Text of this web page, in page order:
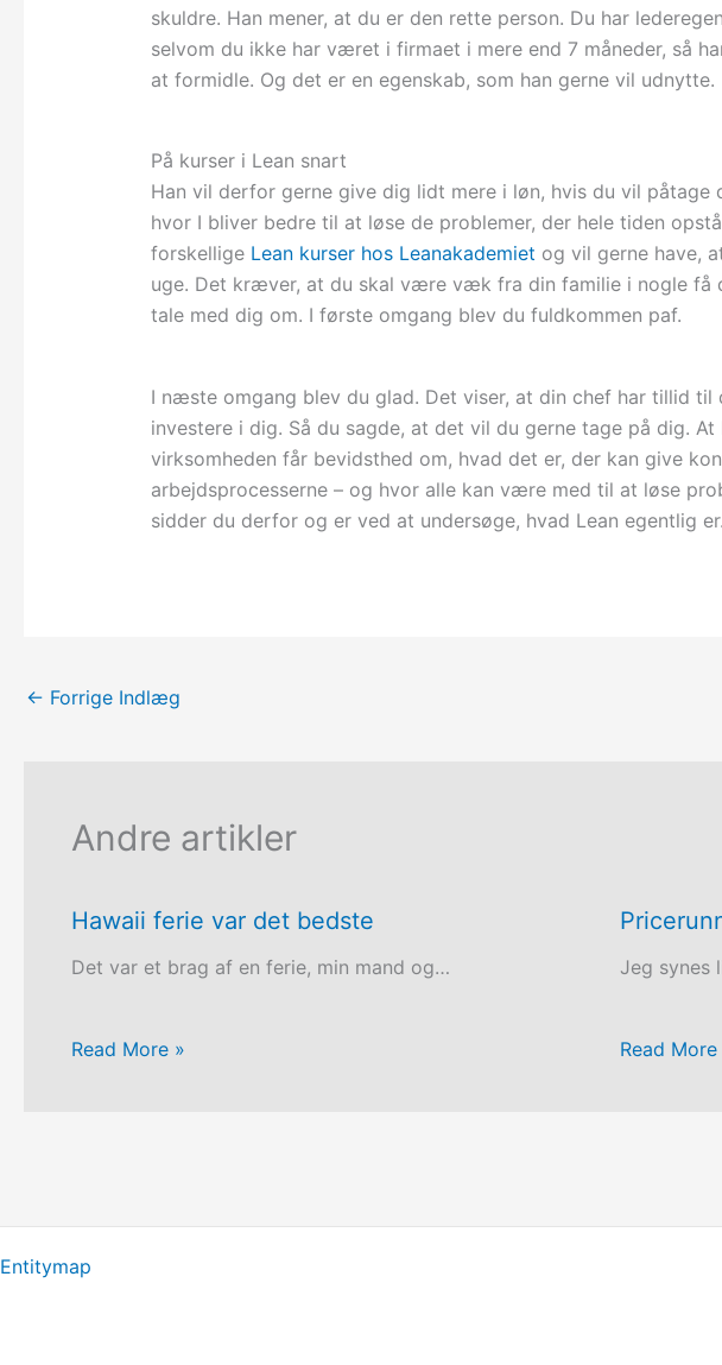
skuldre. Han mener, at du er den rette person. Du har
selvom du ikke har været i firmaet i mere end 7 måneder, så
at formidle. Og det er en egenskab, som han gerne vil udnytte.
På kurser i Lean snart
Han vil derfor gerne give dig lidt mere i løn, hvis du vil
hvor I bliver bedre til at løse de problemer, der hele tiden
forskellige Lean kurser hos Leanakademiet og vil gerne have,
uge. Det kræver, at du skal være væk fra din familie i nogle få
tale med dig om. I første omgang blev du fuldkommen paf.
I næste omgang blev du glad. Det viser, at din chef har tillid til
investere i dig. Så du sagde, at det vil du gerne tage på dig.
virksomheden får bevidsthed om, hvad det er, der kan give
arbejdsprocesserne – og hvor alle kan være med til at løse
sidder du derfor og er ved at undersøge, hvad Lean egentlig er.
← Forrige Indlæg
Andre artikler
Hawaii ferie var det bedste
Det var et brag af en ferie, min mand og…
Read More »
Jeg synes
Read More
Entitymap